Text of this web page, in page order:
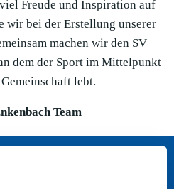
Freude und Inspiration auf
wir bei der Erstellung unserer
machen wir den SV
dem der Sport im Mittelpunkt
lebt.
Team